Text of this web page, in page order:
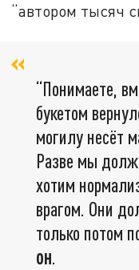
“автором тысяч
“Понимаете,
букетом
могилу несёт
Разве мы
хотим
врагом. Они
только потом
он.